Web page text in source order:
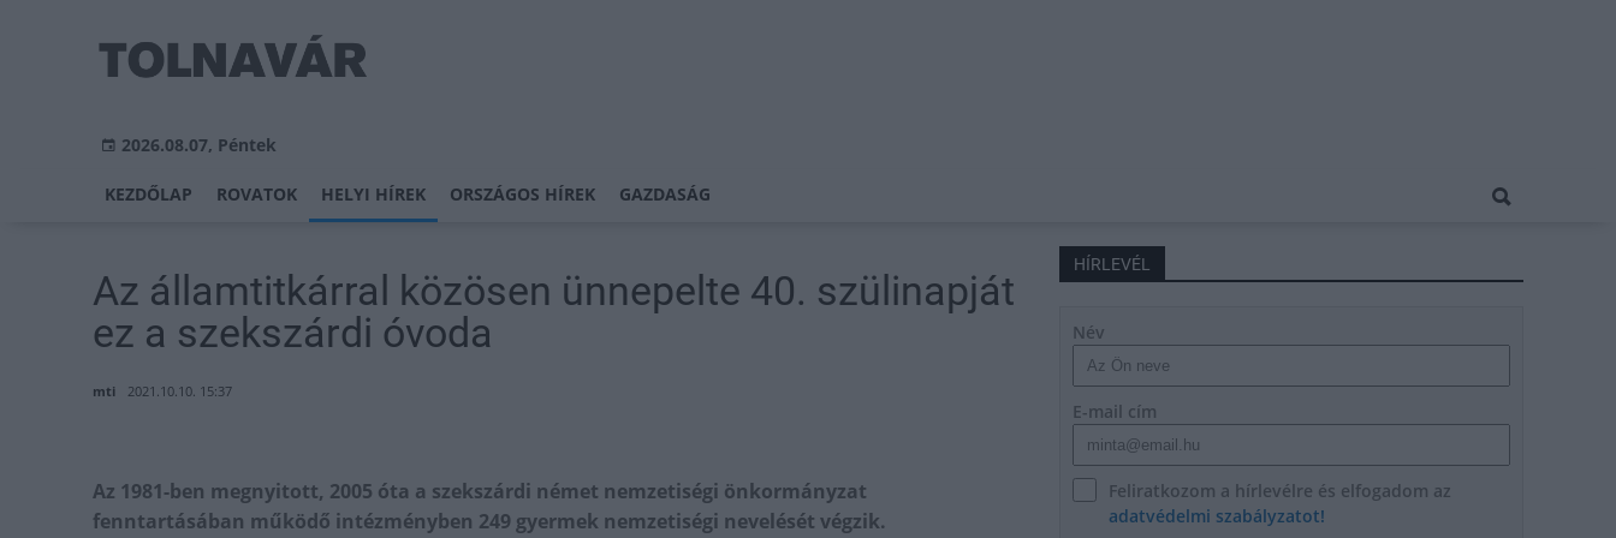
2026.08.07, Péntek
KEZDŐLAP ROVATOK HELYI HÍREK ORSZÁGOS HÍREK GAZDASÁG
Az államtitkárral közösen ünnepelte 40. szülinapját
ez a szekszárdi óvoda
mti 2021.10.10. 15:37
Az 1981-ben megnyitott, 2005 óta a szekszárdi német nemzetiségi önkormányzat
fenntartásában működő intézményben 249 gyermek nemzetiségi nevelését végzik.
HÍRLEVÉL
Név
E-mail cím
Feliratkozom a hírlevélre és elfogadom az
adatvédelmi szabályzatot!